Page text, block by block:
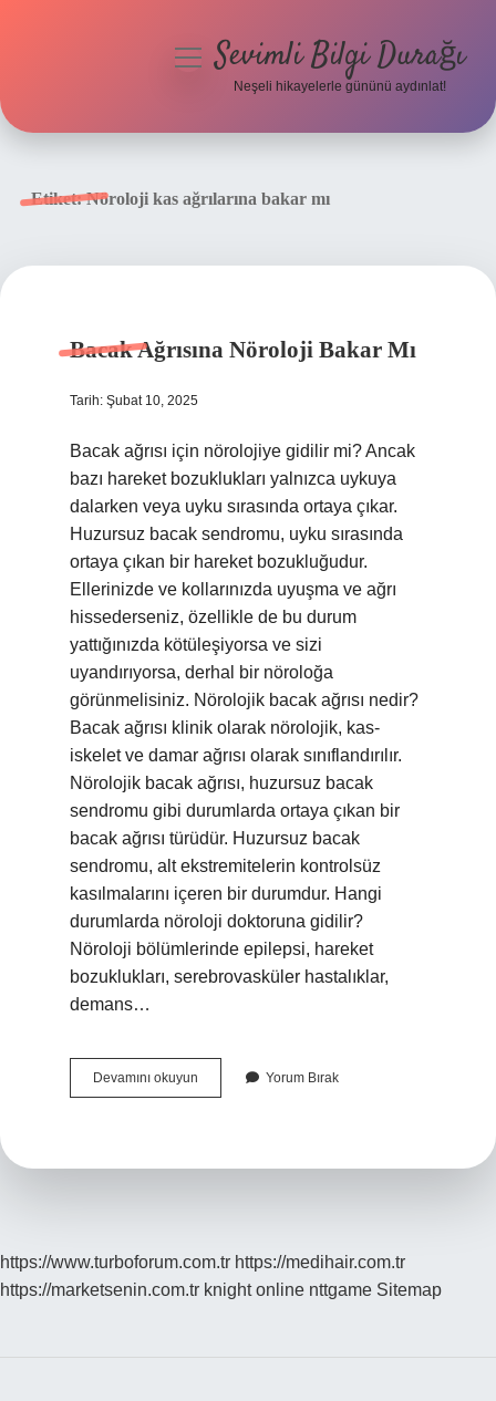
menüyüSevimli Bilgi Durağı
Neşeli hikayelerle gününü aydınlat!
Etiket:Nöroloji kas ağrılarına bakar mı
Bacak Ağrısına Nöroloji Bakar Mı
Tarih: Şubat 10, 2025
Bacak ağrısı için nörolojiye gidilir mi? Ancak
bazı hareket bozuklukları yalnızca uykuya
dalarken veya uyku sırasında ortaya çıkar.
Huzursuz bacak sendromu, uyku sırasında
ortaya çıkan bir hareket bozukluğudur.
Ellerinizde ve kollarınızda uyuşma ve ağrı
hissederseniz, özellikle de bu durum
yattığınızda kötüleşiyorsa ve sizi
uyandırıyorsa, derhal bir nöroloğa
görünmelisiniz. Nörolojik bacak ağrısı nedir?
Bacak ağrısı klinik olarak nörolojik, kas-
iskelet ve damar ağrısı olarak sınıflandırılır.
Nörolojik bacak ağrısı, huzursuz bacak
sendromu gibi durumlarda ortaya çıkan bir
bacak ağrısı türüdür. Huzursuz bacak
sendromu, alt ekstremitelerin kontrolsüz
kasılmalarını içeren bir durumdur. Hangi
durumlarda nöroloji doktoruna gidilir?
Nöroloji bölümlerinde epilepsi, hareket
bozuklukları, serebrovasküler hastalıklar,
demans…
Devamını okuyun
Ağrısına
Yorum Bırak
https://www.turboforum.com.tr https://medihair.com.tr
https://marketsenin.com.tr knight online nttgame Sitemap